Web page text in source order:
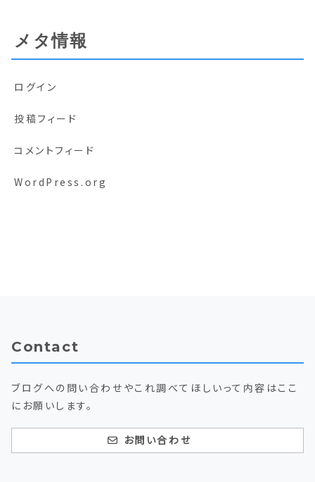
メタ情報
ログイン
投稿フィード
コメントフィード
WordPress.org
Contact
ブログへの問い合わせやこれ調べてほしいって内容はここ
にお願いします。
お問い合わせ